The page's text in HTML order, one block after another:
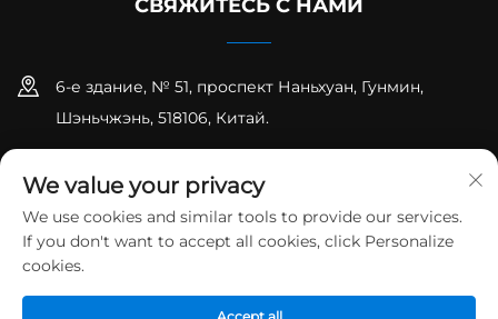
СВЯЖИТЕСЬ С НАМИ
6-е здание, № 51, проспект Наньхуан, Гунмин,
Шэньчжэнь, 518106, Китай.
[email protected]
Авторские права © Shenzhen Runpeng Precision Hardware
Co., Ltd. Все права защищены Политика
We value your privacy
We use cookies and similar tools to provide our services.
If you don't want to accept all cookies, click Personalize
cookies.